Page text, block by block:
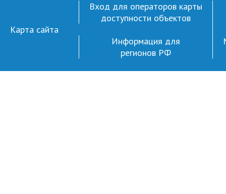
Карта сайта
Вход для операторов карты
доступности объектов
Информация для
регионов РФ